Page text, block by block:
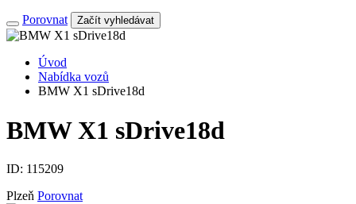
Porovnat Začít vyhledávat
Úvod
Nabídka vozů
BMW X1 sDrive18d
BMW X1 sDrive18d
ID: 115209
Plzeň Porovnat